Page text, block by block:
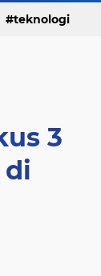
teknologi
3
di